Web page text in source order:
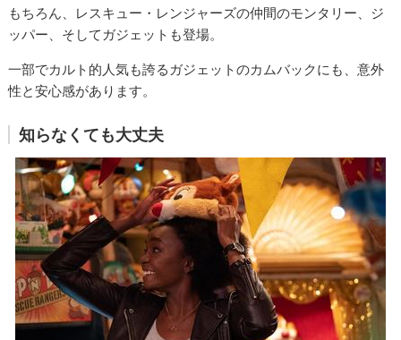
もちろん、レスキュー・レンジャーズの仲間のモンタリー、ジ
ッパー、そしてガジェットも登場。
一部でカルト的人気も誇るガジェットのカムバックにも、意外
性と安心感があります。
知らなくても大丈夫